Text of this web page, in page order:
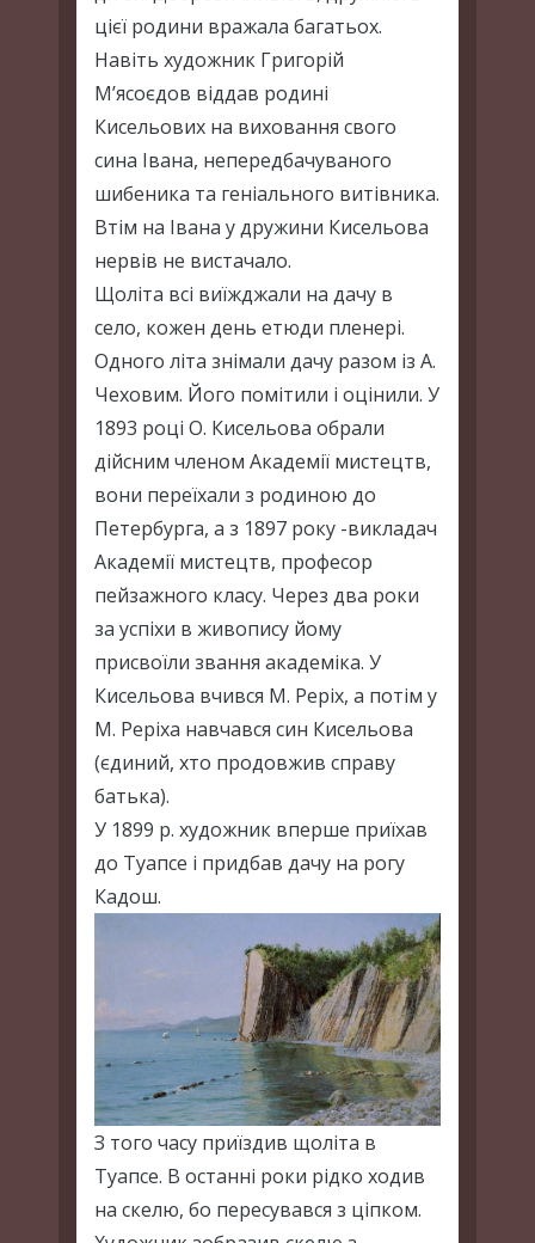
цієї родини вражала багатьох.
Навіть художник Григорій
М’ясоєдов віддав родині
Кисельових на виховання свого
сина Івана, непередбачуваного
шибеника та геніального витівника.
Втім на Івана у дружини Кисельова
нервів не вистачало.
Щоліта всі виїжджали на дачу в
село, кожен день етюди пленері.
Одного літа знімали дачу разом із А.
Чеховим. Його помітили і оцінили. У
1893 році О. Кисельова обрали
дійсним членом Академії мистецтв,
вони переїхали з родиною до
Петербурга, а з 1897 року -викладач
Академії мистецтв, професор
пейзажного класу. Через два роки
за успіхи в живопису йому
присвоїли звання академіка. У
Кисельова вчився М. Реріх, а потім у
М. Реріха навчався син Кисельова
(єдиний, хто продовжив справу
батька).
У 1899 р. художник вперше приїхав
до Туапсе і придбав дачу на рогу
Кадош.
З того часу приїздив щоліта в
Туапсе. В останні роки рідко ходив
на скелю, бо пересувався з ціпком.